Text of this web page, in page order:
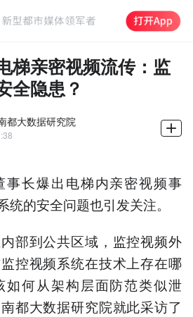
梯亲密视频流传：监
全隐患？
都大数据研究院
事长爆出电梯内亲密视频事
的安全问题也引发关注。
部到公共区域，监控视频外
控视频系统在技术上存在哪
如何从架构层面防范类似泄
都大数据研究院就此采访了